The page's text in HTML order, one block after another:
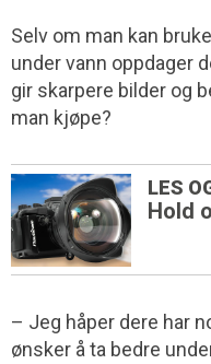
Selv om man kan
under vann oppdager
gir skarpere bilder og
man kjøpe?
LES
Hold
– Jeg håper dere har
ønsker å ta bedre